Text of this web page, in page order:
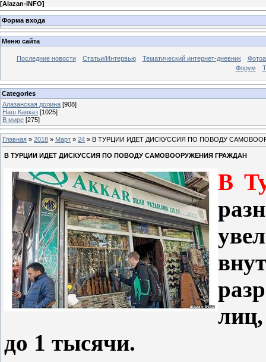
[Alazan-INFO]
Форма входа
Меню сайта
Последние новости Статьи/Интервью Тематический интернет-дневник
Форум
Categories
Алазанская долина [908]
Наш Кавказ [1025]
В мире [275]
Главная » 2018 » Март » 24 » В ТУРЦИИ ИДЕТ ДИСКУССИЯ ПО ПОВОДУ
В ТУРЦИИ ИДЕТ ДИСКУССИЯ ПО ПОВОДУ САМОВООРУЖЕНИЯ ГРАЖДАН
В
до 1 тысячи.